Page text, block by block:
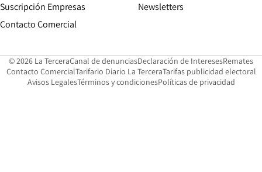
Suscripción Empresas
Contacto Comercial
Newsletters
© 2026 La TerceraCanal de denunciasOpens in new window
Declaración de InteresesOpens in
Remates
Contacto ComercialOpens in new window
Tarifario Diario La TerceraOpens in new window
Tarifas publicidad electoral
Avisos LegalesOpens in new window
Términos y condicionesPolíticas de privacidad